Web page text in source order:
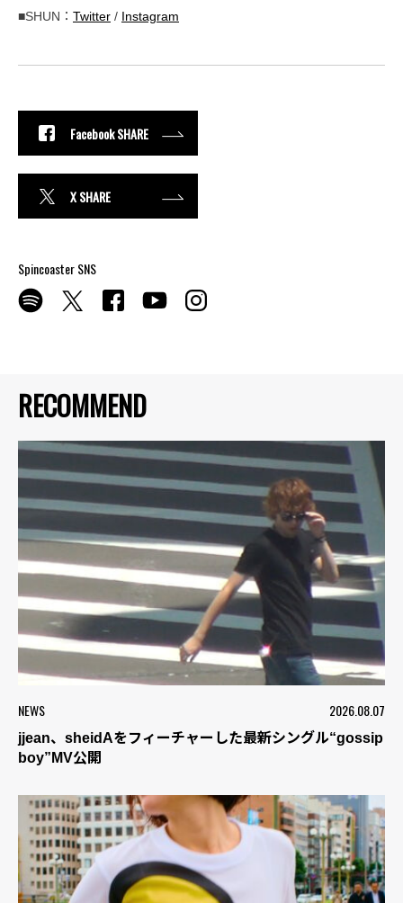
RECOMMEND
NEWS 2026.08.07
jjean、sheidAをフィーチャーした最新シングル“gossip
boy”MV公開
■SHUN： Twitter / Instagram
Facebook SHARE
X SHARE
Spincoaster SNS